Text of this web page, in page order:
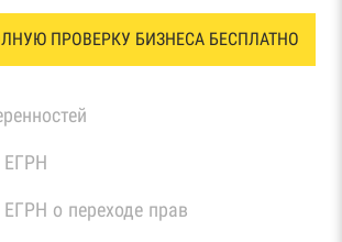
ПРОВЕРКУ БИЗНЕСА БЕСПЛАТНО
ЕГРН
о переходе прав